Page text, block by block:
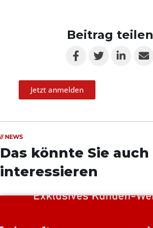
Beitrag teilen
Jetzt anmelden
// NEWS
Das könnte Sie auch
interessieren